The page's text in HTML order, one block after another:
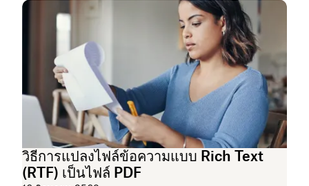
วิธีการแปลงไฟล์ข้อความแบบ Rich Text
(RTF) เป็นไฟล์ PDF